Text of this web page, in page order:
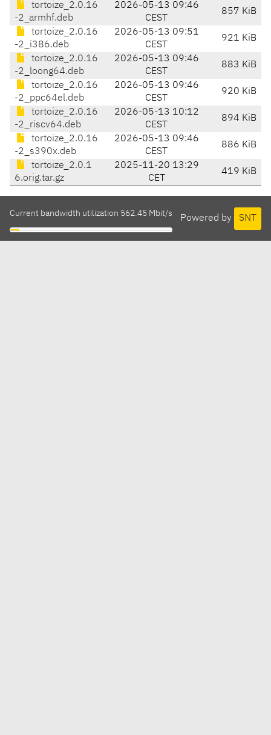
tortoize_2.0.16
-2_armhf.deb
2026-05-13 09:46
CEST
857 KiB
tortoize_2.0.16
-2_i386.deb
2026-05-13 09:51
CEST
921 KiB
tortoize_2.0.16
-2_loong64.deb
2026-05-13 09:46
CEST
883 KiB
tortoize_2.0.16
-2_ppc64el.deb
2026-05-13 09:46
CEST
920 KiB
tortoize_2.0.16
-2_riscv64.deb
2026-05-13 10:12
CEST
894 KiB
tortoize_2.0.16
-2_s390x.deb
2026-05-13 09:46
CEST
886 KiB
tortoize_2.0.1
6.orig.tar.gz
2025-11-20 13:29
CET
419 KiB
Powered by SNT
Current bandwidth utilization 562.45 Mbit/s